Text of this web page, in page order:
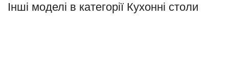
Інші моделі в категорії Кухонні столи